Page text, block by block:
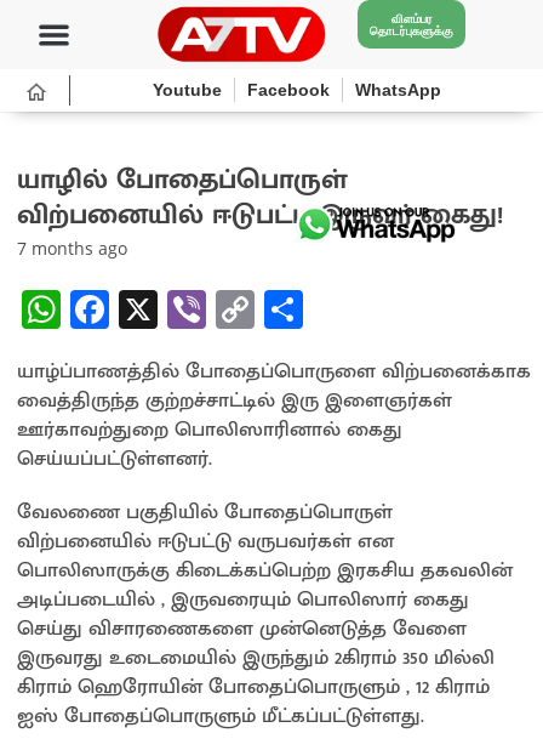
விளம்பர
தொடர்புகளுக்கு
Youtube Facebook WhatsApp
யாழில் போதைப்பொருள்
விற்பனையில் ஈடுபட்ட இருவர் கைது!
7 months ago
W
h
at
sA
p
p
Fa
ce
b
o
o
k
X Vi
b
er
C
o
py
Li
k
ar
e
யாழ்ப்பாணத்தில் போதைப்பொருளை விற்பனைக்காக
வைத்திருந்த குற்றச்சாட்டில் இரு இளைஞர்கள்
ஊர்காவற்துறை பொலிஸாரினால் கைது
செய்யப்பட்டுள்ளனர்.
வேலணை பகுதியில் போதைப்பொருள்
விற்பனையில் ஈடுபட்டு வருபவர்கள் என
பொலிஸாருக்கு கிடைக்கப்பெற்ற இரகசிய தகவலின்
அடிப்படையில் , இருவரையும் பொலிஸார் கைது
செய்து விசாரணைகளை முன்னெடுத்த வேளை
இருவரது உடைமையில் இருந்தும் 2கிராம் 350 மில்லி
கிராம் ஹெரோயின் போதைப்பொருளும் , 12 கிராம்
ஐஸ் போதைப்பொருளும் மீட்கப்பட்டுள்ளது.